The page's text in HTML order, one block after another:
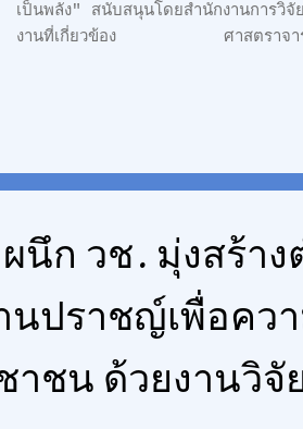
เป็นพลัง" สนับสนุนโดยสำนักงานการ
งานที่เกี่ยวข้อง ศาสตราจารย์พิเศ
โรงแรมเซ็นทาราแกรนด์ และบางกอก
นึก วช. มุ่งสร้าง
นปราชญ์เพื่อคว
าชน ด้วยงานวิจั